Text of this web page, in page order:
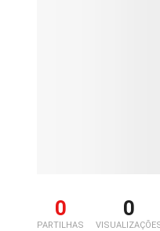
0
PARTILHAS
0